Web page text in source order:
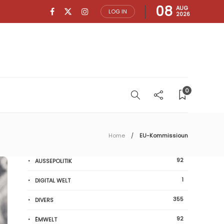
LOG IN 08 AUG
2026
0
Home EU-Kommissioun
AUSSEPOLITIK 92
DIGITAL WELT 1
DIVERS 355
ËMWELT 92